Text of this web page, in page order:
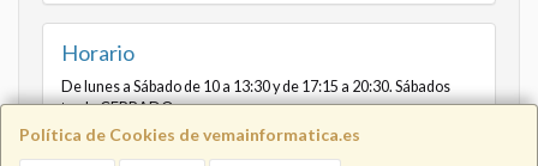
Política de Cookies de vemainformatica.es
Horario
De lunes a Sábado de 10 a 13:30 y de 17:15 a 20:30. Sábados
tarde CERRADO